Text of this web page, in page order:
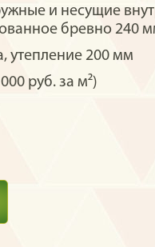
и несущие
бревно 240
утепление 200 мм
руб. за м²)